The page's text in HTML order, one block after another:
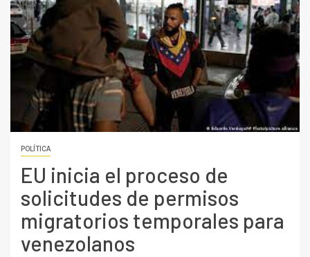
POLÍTICA
EU inicia el proceso de
solicitudes de permisos
migratorios temporales para
venezolanos